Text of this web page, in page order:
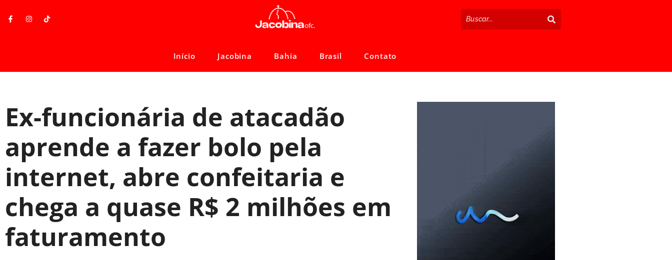
Início Jacobina Bahia Brasil Contato
Ex-funcionária de atacadão
aprende a fazer bolo pela
internet, abre confeitaria e
chega a quase R$ 2 milhões em
faturamento